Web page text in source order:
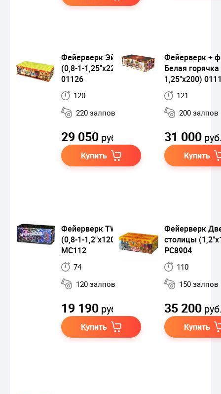
Фейерверк Эйфория
(0,8-1-1,25"х220)
01126
120
220 залпов
29 050 руб.
Купить
Фейерверк +
Белая
1,25"х200)
121
200 залпов
31 000
Купить
Фейерверк TWISTER
(0,8-1-1,2"x120)
MC112
74
120 залпов
19 190 руб.
Купить
Фейерверк
столицы
РС8904
110
150 залпов
35 200
Купить